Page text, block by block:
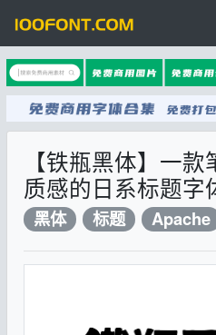
【铁瓶黑体】一
质感的日系标题字
黑体
标题 Apache